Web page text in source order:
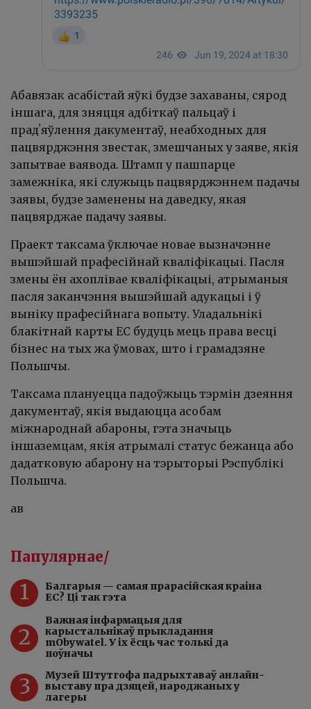
Абавязак асабістай яўкі будзе захаваны, сярод
іншага, для зняцця адбіткаў пальцаў і
прадʼяўлення дакументаў, неабходных для
пацвярджэння звестак, змешчаных у заяве, якія
запытвае ваявода. Штамп у пашпарце
замежніка, які служыць пацвярджэннем падачы
заявы, будзе заменены на даведку, якая
пацвярджае падачу заявы.
Праект таксама ўключае новае вызначэнне
вышэйшай прафесійнай кваліфікацыі. Пасля
змены ён ахоплівае кваліфікацыі, атрыманыя
пасля заканчэння вышэйшай адукацыі і ў
выніку прафесійнага вопыту. Уладальнікі
блакітнай карты ЕС будуць мець права весці
бізнес на тых жа ўмовах, што і грамадзяне
Польшчы.
Таксама плануецца падоўжыць тэрмін дзеяння
дакументаў, якія выдаюцца асобам
міжнароднай абароны, гэта значыць
іншаземцам, якія атрымалі статус бежанца або
дадатковую абарону на тэрыторыі Рэспублікі
Польшча.
ав
Папулярнае/
1
Балгарыя — самая прарасійская краіна
ЕС? Ці так гэта
2
Важная інфармацыя для
карыстальнікаў прыкладання
mObywatel. У іх ёсць час толькі да
поўначы
3
Музей Штутгофа падрыхтаваў анлайн-
выставу пра дзяцей, народжаных у
лагеры